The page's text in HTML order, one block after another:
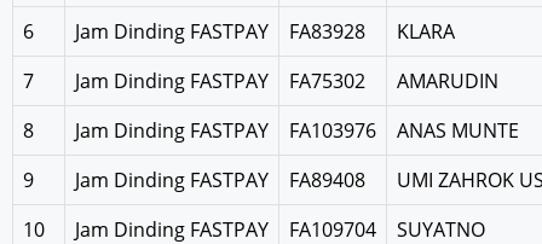
6
Jam Dinding FASTPAY FA83928
KLARA
7
Jam Dinding FASTPAY FA75302
AMARUDIN
8
Jam Dinding FASTPAY FA103976
ANAS MUNTE
9
Jam Dinding FASTPAY FA89408
UMI ZAHROK
10
Jam Dinding FASTPAY FA109704
SUYATNO